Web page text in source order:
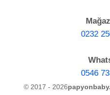
0232
0546
© 2017 - 2026